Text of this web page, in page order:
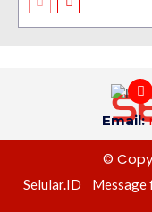
Email:
©
Selular.ID Message